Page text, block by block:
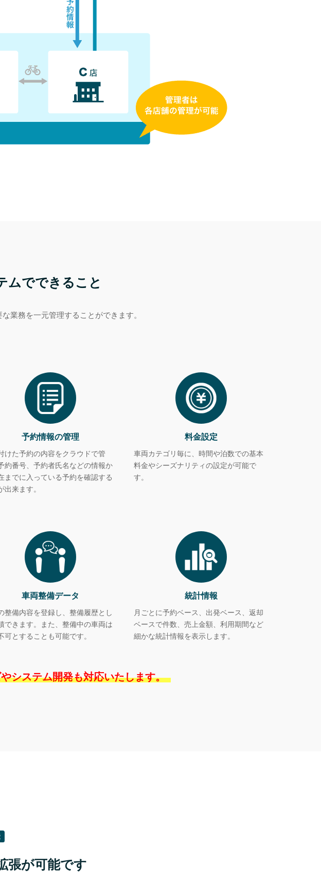
ムでできること
業務を一元管理することができます。
予約情報の管理
けた予約の内容をクラウドで管
約番号、予約者氏名などの情報か
までに入っている予約を確認する
出来ます。
料金設定
車両カテゴリ毎に、時間や泊数での基本
料金やシーズナリティの設定が可能で
す。
車両整備データ
整備内容を登録し、整備履歴とし
できます。また、整備中の車両は
可とすることも可能です。
統計情報
月ごとに予約ベース、出発ベース、返却
ベースで件数、売上金額、利用期間など
細かな統計情報を表示します。
システム開発も対応いたします。
張が可能です